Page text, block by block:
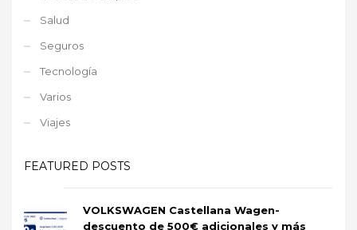
Salud
Seguros
Tecnología
Varios
Viajes
FEATURED POSTS
VOLKSWAGEN Castellana Wagen-
descuento de 500€ adicionales y más